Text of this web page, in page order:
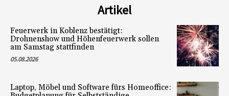
Artikel
Feuerwerk in Koblenz bestätigt:
Drohnenshow und Höhenfeuerwerk sollen
am Samstag stattfinden
05.08.2026
Laptop, Möbel und Software fürs Homeoffice: